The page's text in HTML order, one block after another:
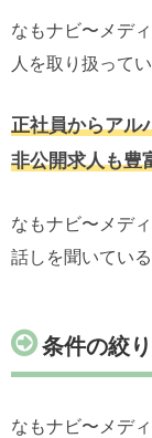
なもナビ〜メデ
人を取り扱って
正社員からアル
非公開求人も豊
なもナビ〜メデ
話しを聞いてい
条件の絞
なもナビ〜メデ